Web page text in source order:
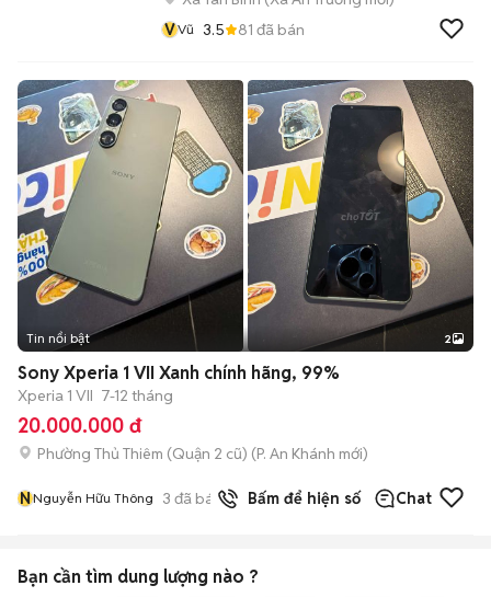
VVũ 3.5 81 đã bán
Tin nổi bật 2
Sony Xperia 1 VII Xanh chính hãng, 99%
Xperia 1 VII 7-12 tháng
20.000.000 đ
Phường Thủ Thiêm (Quận 2 cũ) (P. An Khánh mới)
NNguyễn Hữu Thông 3 đã bán Bấm để hiện số Chat
Bạn cần tìm dung lượng nào ?